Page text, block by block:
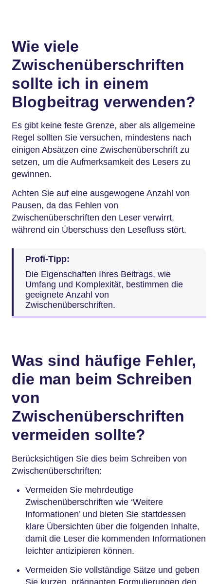
Wie viele
Zwischenüberschriften
sollte ich in einem
Blogbeitrag verwenden?
Es gibt keine feste Grenze, aber als allgemeine
Regel sollten Sie versuchen, mindestens nach
einigen Absätzen eine Zwischenüberschrift zu
setzen, um die Aufmerksamkeit des Lesers zu
gewinnen.
Achten Sie auf eine ausgewogene Anzahl von
Pausen, da das Fehlen von
Zwischenüberschriften den Leser verwirrt,
während ein Überschuss den Lesefluss stört.
Profi-Tipp:
Die Eigenschaften Ihres Beitrags, wie
Umfang und Komplexität, bestimmen die
geeignete Anzahl von
Zwischenüberschriften.
Was sind häufige Fehler,
die man beim Schreiben
von
Zwischenüberschriften
vermeiden sollte?
Berücksichtigen Sie dies beim Schreiben von
Zwischenüberschriften:
Vermeiden Sie mehrdeutige
Zwischenüberschriften wie ‘Weitere
Informationen’ und bieten Sie stattdessen
klare Übersichten über die folgenden Inhalte,
damit die Leser die kommenden Informationen
leichter antizipieren können.
Vermeiden Sie vollständige Sätze und geben
Sie kurzen, prägnanten Formulierungen den